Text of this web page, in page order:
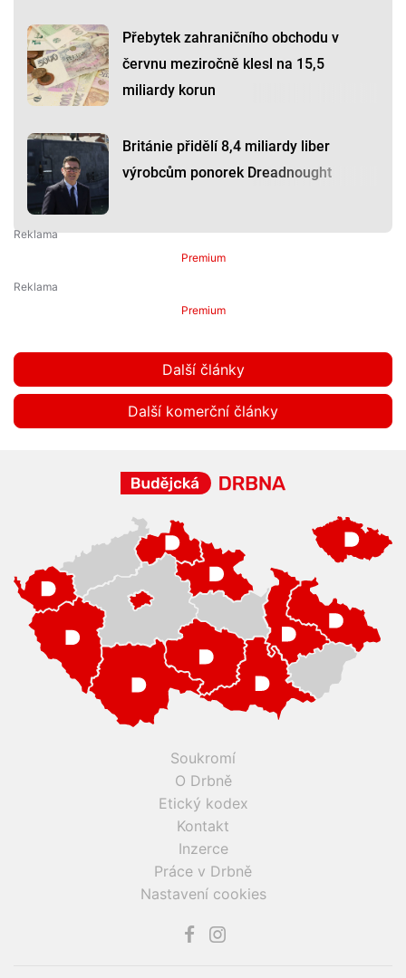
Přebytek zahraničního obchodu v
červnu meziročně klesl na 15,5
miliardy korun
Británie přidělí 8,4 miliardy liber
výrobcům ponorek Dreadnought
Premium
Premium
Další články
Další komerční články
Soukromí
O Drbně
Etický kodex
Kontakt
Inzerce
Práce v Drbně
Nastavení cookies